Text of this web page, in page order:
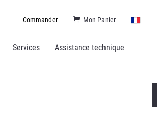
Services Assistance technique
Mon Panier
Commander